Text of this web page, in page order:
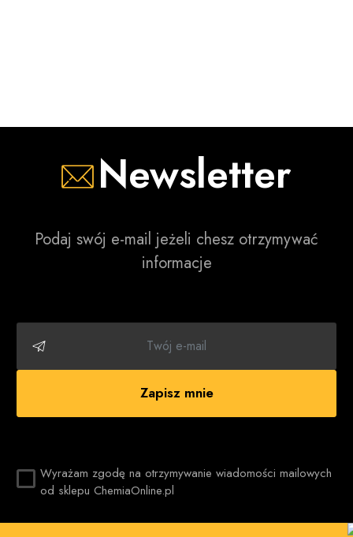
Newsletter
Podaj swój e-mail jeżeli chesz otrzymywać
informacje
Zapisz mnie
Wyrażam zgodę na otrzymywanie wiadomości mailowych
od sklepu ChemiaOnline.pl